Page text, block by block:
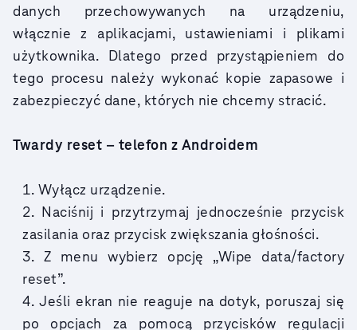
danych przechowywanych na urządzeniu,
włącznie z aplikacjami, ustawieniami i plikami
użytkownika. Dlatego przed przystąpieniem do
tego procesu należy wykonać kopie zapasowe i
zabezpieczyć dane, których nie chcemy stracić.
Twardy reset – telefon z Androidem
Wyłącz urządzenie.
Naciśnij i przytrzymaj jednocześnie przycisk
zasilania oraz przycisk zwiększania głośności.
Z menu wybierz opcję „Wipe data/factory
reset”.
Jeśli ekran nie reaguje na dotyk, poruszaj się
po opcjach za pomocą przycisków regulacji